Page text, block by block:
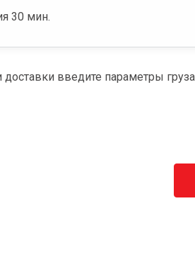
30 мин.
введите параметры